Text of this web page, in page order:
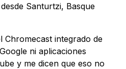
desde Santurtzi, Basque
integrado de
ni aplicaciones
y me dicen que eso no